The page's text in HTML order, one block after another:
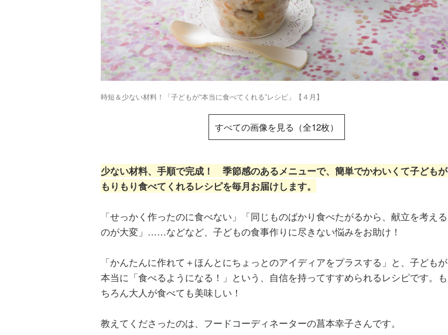
時短＆少ない材料！「子どもが“本当に食べてくれる”レシピ」【４月】
すべての画像を見る（全12枚）
少ない材料、手順で完成！ 季節感のあるメニューで、簡単でかわいくて子どもが
もりもり食べてくれるレシピを毎月お届けします。
「せっかく作ったのに食べない」「同じものばかり食べたがるから、献立を考える
のが大変」……などなど、子どもの食事作りに尽きない悩みをお助け！
「かんたんに作れて＋ほんとにちょっとのアイディアをプラスする」と、子どもが
本当に「食べるようになる！」という、自信を持ってすすめられるレシピです。も
ちろん大人が食べても美味しい！
教えてくださったのは、フードコーディネーターの菖本幸子さんです。